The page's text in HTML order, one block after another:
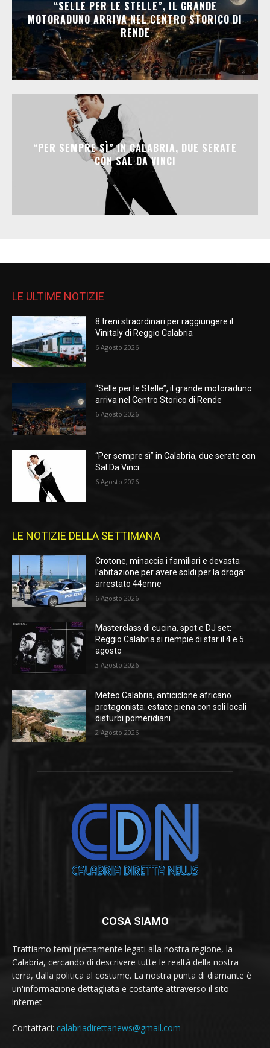
“SELLE PER LE STELLE”, IL GRANDE
MOTORADUNO ARRIVA NEL CENTRO STORICO DI
RENDE
“PER SEMPRE SÌ” IN CALABRIA, DUE SERATE
CON SAL DA VINCI
LE ULTIME NOTIZIE
8 treni straordinari per raggiungere il
Vinitaly di Reggio Calabria
6 Agosto 2026
“Selle per le Stelle”, il grande motoraduno
arriva nel Centro Storico di Rende
6 Agosto 2026
“Per sempre sì” in Calabria, due serate con
Sal Da Vinci
6 Agosto 2026
LE NOTIZIE DELLA SETTIMANA
Crotone, minaccia i familiari e devasta
l’abitazione per avere soldi per la droga:
arrestato 44enne
6 Agosto 2026
Masterclass di cucina, spot e DJ set:
Reggio Calabria si riempie di star il 4 e 5
agosto
3 Agosto 2026
Meteo Calabria, anticiclone africano
protagonista: estate piena con soli locali
disturbi pomeridiani
2 Agosto 2026
COSA SIAMO
Trattiamo temi prettamente legati alla nostra regione, la
Calabria, cercando di descrivere tutte le realtà della nostra
terra, dalla politica al costume. La nostra punta di diamante è
un'informazione dettagliata e costante attraverso il sito
internet
Contattaci: calabriadirettanews@gmail.com